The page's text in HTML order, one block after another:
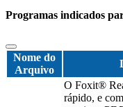
Programas indicados
Nome do
Arquivo
O Foxit®
rápido, e